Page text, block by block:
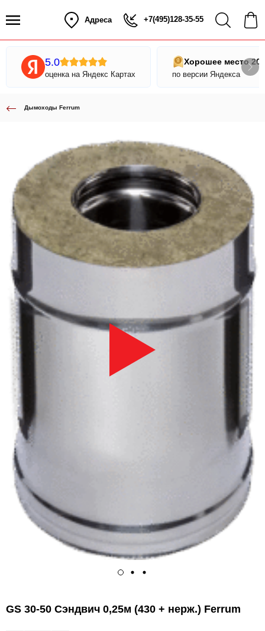
Адреса +7(495)128-35-55
5.0
оценка на Яндекс Картах
Хорошее место
по версии Яндекса
Дымоходы Ferrum
GS 30-50 Сэндвич 0,25м (430 + нерж.) Ferrum